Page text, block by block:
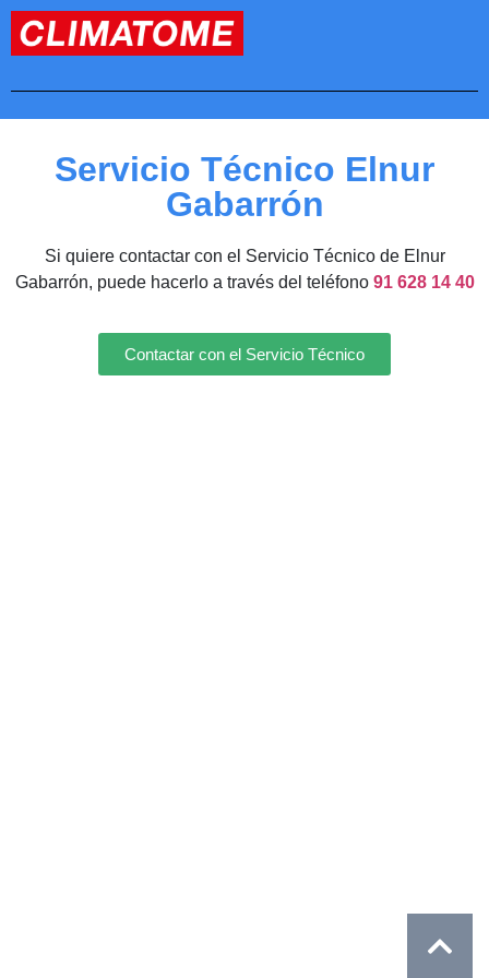
Servicio Técnico Elnur
Gabarrón
Si quiere contactar con el Servicio Técnico de Elnur
Gabarrón, puede hacerlo a través del teléfono 91 628 14 40
Contactar con el Servicio Técnico